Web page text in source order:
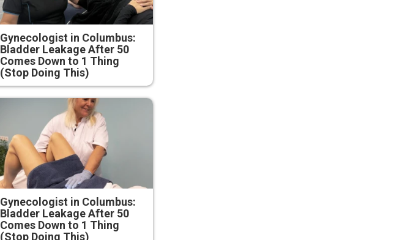
Gynecologist in Columbus:
Bladder Leakage After 50
Comes Down to 1 Thing
(Stop Doing This)
Gynecologist in Columbus:
Bladder Leakage After 50
Comes Down to 1 Thing
(Stop Doing This)